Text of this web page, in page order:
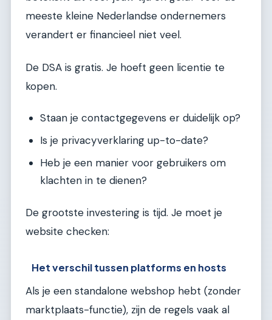
meeste kleine Nederlandse ondernemers
verandert er financieel niet veel.
De DSA is gratis. Je hoeft geen licentie te
kopen.
Staan je contactgegevens er duidelijk op?
Is je privacyverklaring up-to-date?
Heb je een manier voor gebruikers om
klachten in te dienen?
De grootste investering is tijd. Je moet je
website checken:
Het verschil tussen platforms en hosts
Als je een standalone webshop hebt (zonder
marktplaats-functie), zijn de regels vaak al